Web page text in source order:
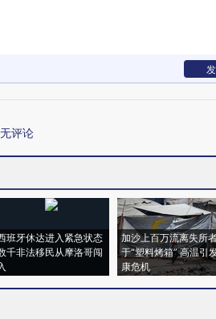
评论
班牙休达进入紧急状态
千非法移民从摩洛哥闯
加沙上百万流离失所
于“塑料烤箱” 高温引
康危机